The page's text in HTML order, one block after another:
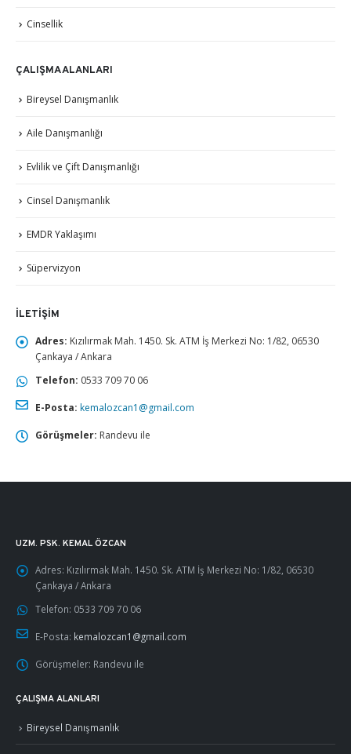
Cinsellik
ÇALIŞMA ALANLARI
Bireysel Danışmanlık
Aile Danışmanlığı
Evlilik ve Çift Danışmanlığı
Cinsel Danışmanlık
EMDR Yaklaşımı
Süpervizyon
İLETIŞIM
Adres: Kızılırmak Mah. 1450. Sk. ATM İş Merkezi No: 1/82, 06530
Çankaya / Ankara
Telefon: 0533 709 70 06
E-Posta: kemalozcan1@gmail.com
Görüşmeler: Randevu ile
UZM. PSK. KEMAL ÖZCAN
Adres: Kızılırmak Mah. 1450. Sk. ATM İş Merkezi No: 1/82, 06530
Çankaya / Ankara
Telefon: 0533 709 70 06
E-Posta: kemalozcan1@gmail.com
Görüşmeler: Randevu ile
ÇALIŞMA ALANLARI
Bireysel Danışmanlık